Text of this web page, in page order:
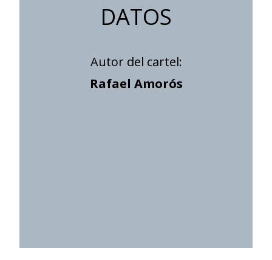
DATOS
Autor del cartel:
Rafael Amorós